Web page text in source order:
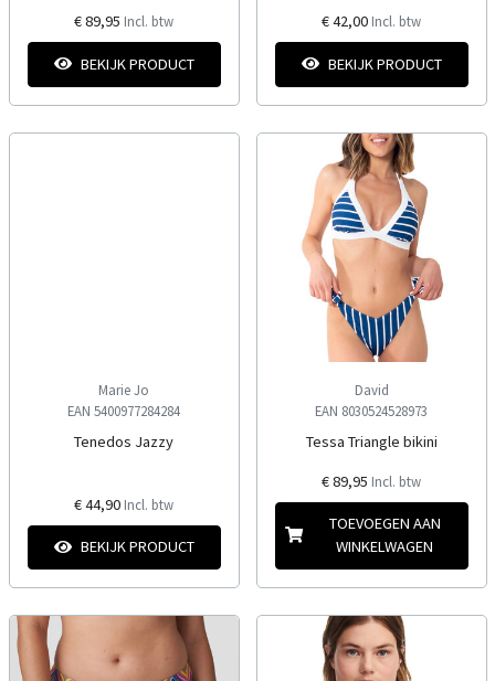
€ 89,95 Incl. btw
BEKIJK PRODUCT
€ 42,00 Incl. btw
BEKIJK PRODUCT
Marie Jo
EAN 5400977284284
Tenedos Jazzy
€ 44,90 Incl. btw
BEKIJK PRODUCT
David
EAN 8030524528973
Tessa Triangle bikini
€ 89,95 Incl. btw
TOEVOEGEN AAN
WINKELWAGEN